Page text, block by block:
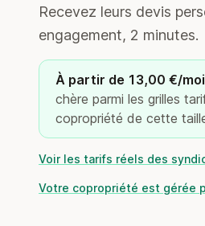
Recevez leurs devis
engagement, 2 minutes.
À partir de 13,00 €/
chère parmi les grilles
copropriété de cette
Voir les tarifs réels des
Votre copropriété est gérée